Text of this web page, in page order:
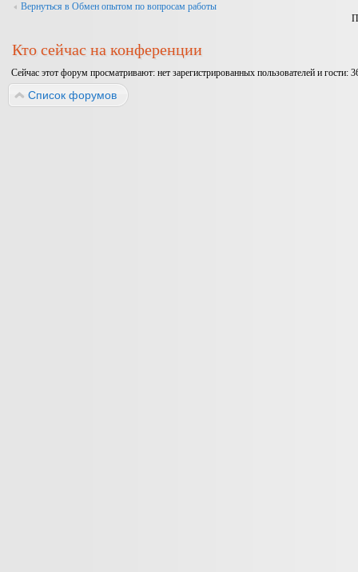
Вернуться в Обмен опытом по вопросам работы
Кто сейчас на конференции
Сейчас этот форум просматривают: нет зарегистрированных пользователей и гости:
Список форумов